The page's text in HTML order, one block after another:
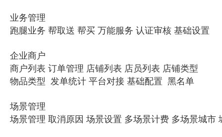
业务管理
跑腿业务 帮取送 帮买 万能服务 认证审核 基础设置
企业商户
商户列表 订单管理 店铺列表 店员列表 店铺类型
物品类型 发单统计 平台对接 基础配置 黑名单
场景管理
场景管理 取消原因 场景设置 多场景计费 多场景城市